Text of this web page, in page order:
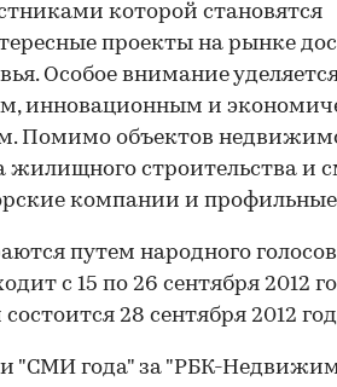
которой становятся
проекты на рынке
Особое внимание
инновационным и
Помимо объектов
жилищного строительства и
компании и
путем народного
с 15 по 26 сентября 2012
28 сентября 2012
"СМИ года" за "РБК-